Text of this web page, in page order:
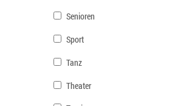
Senioren
Sport
Tanz
Theater